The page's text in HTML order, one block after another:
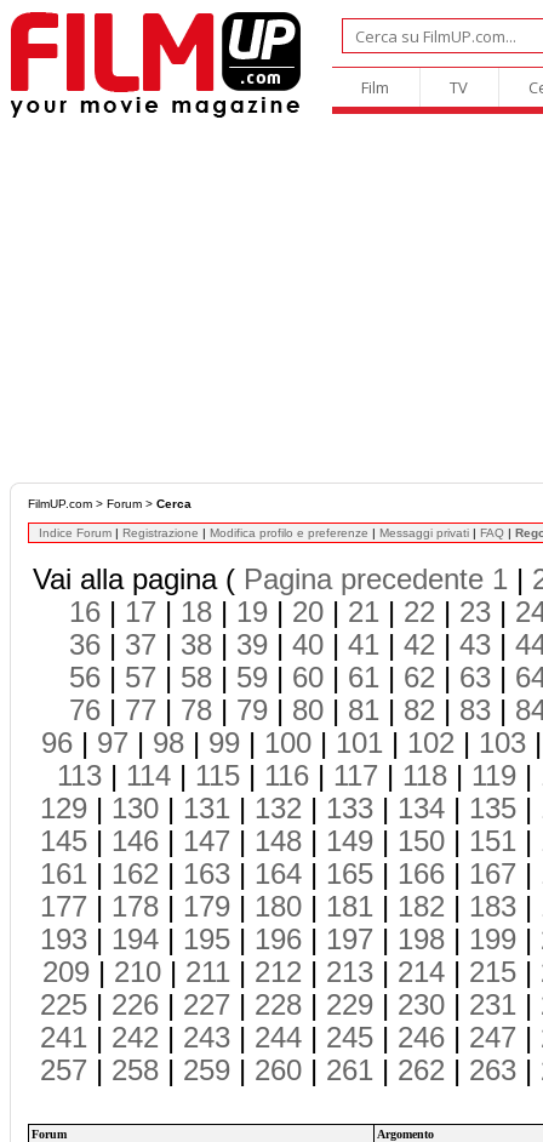
Film TV
FilmUP.com > Forum > Cerca
Indice Forum | Registrazione | Modifica profilo e preferenze | Messaggi privati | FAQ |
Vai alla pagina ( Pagina precedente 1 |
16 | 17 | 18 | 19 | 20 | 21 | 22 | 23 |
36 | 37 | 38 | 39 | 40 | 41 | 42 | 43 |
56 | 57 | 58 | 59 | 60 | 61 | 62 | 63 |
76 | 77 | 78 | 79 | 80 | 81 | 82 | 83 |
96 | 97 | 98 | 99 | 100 | 101 | 102 | 103
113 | 114 | 115 | 116 | 117 | 118 | 119 |
129 | 130 | 131 | 132 | 133 | 134 | 135 |
145 | 146 | 147 | 148 | 149 | 150 | 151 |
161 | 162 | 163 | 164 | 165 | 166 | 167 |
177 | 178 | 179 | 180 | 181 | 182 | 183 |
193 | 194 | 195 | 196 | 197 | 198 | 199 |
209 | 210 | 211 | 212 | 213 | 214 | 215 |
225 | 226 | 227 | 228 | 229 | 230 | 231 |
241 | 242 | 243 | 244 | 245 | 246 | 247 |
257 | 258 | 259 | 260 | 261 | 262 | 263 |
Forum Argomento